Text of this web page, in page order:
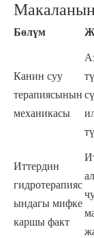
Макаланын
Бөлүм
Канин суу
терапиясынын
механикасы
Иттердин
гидротерапияс
ындагы мифке
каршы факт